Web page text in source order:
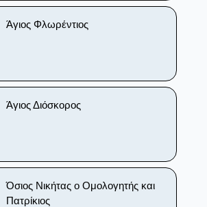
Άγιος Φλωρέντιος
Άγιος Διόσκορος
Όσιος Νικήτας ο Ομολογητής και
Πατρίκιος